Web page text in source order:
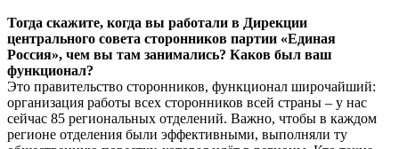
Тогда скажите, когда вы работали в Дирекции
центрального совета сторонников партии «Единая
Россия», чем вы там занимались? Каков был ваш
функционал?
Это правительство сторонников, функционал широчайший:
организация работы всех сторонников всей страны – у нас
сейчас 85 региональных отделений. Важно, чтобы в каждом
регионе отделения были эффективными, выполняли ту